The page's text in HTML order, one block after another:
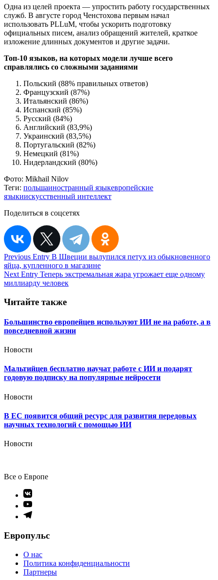
Одна из целей проекта — упростить работу государственных
служб. В августе город Ченстохова первым начал
использовать PLLuM, чтобы ускорить подготовку
официальных писем, анализ обращений жителей, краткое
изложение длинных документов и другие задачи.
Топ-10 языков, на которых модели лучше всего
справлялись со сложными заданиями
Польский (88% правильных ответов)
Французский (87%)
Итальянский (86%)
Испанский (85%)
Русский (84%)
Английский (83,9%)
Украинский (83,5%)
Португальский (82%)
Немецкий (81%)
Нидерландский (80%)
Фото: Mikhail Nilov
Теги: польшаиностранный языкевропейские
языкиискусственный интеллект
Поделиться в соцсетях
Навигация
по
записям
Previous Entry В Швеции вылупился петух из обыкновенного
яйца, купленного в магазине
Next Entry Теперь экстремальная жара угрожает еще одному
миллиарду человек
Читайте также
Большинство европейцев используют ИИ не на работе, а в
повседневной жизни
Новости
Мальтийцев бесплатно научат работе с ИИ и подарят
годовую подписку на популярные нейросети
Новости
В ЕС появится общий ресурс для развития передовых
научных технологий с помощью ИИ
Новости
Все о Европе
Элемент
меню
Элемент
меню
Элемент
Европульс
О нас
Политика конфиденциальности
Партнеры